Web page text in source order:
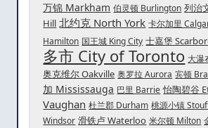
万锦 Markham 伯灵顿 Burlington 列治
Hill 北约克 North York 卡尔加里
Hamilton 国王城 King City 士嘉堡
多市 City of Toronto 大瀑
奥克维尔 Oakville 奥罗拉 Aurora 宾顿
加 Mississauga 巴里 Barrie 怡陶碧谷
Vaughan 杜兰郡 Durham 桃源小镇
Windsor 滑铁卢 Waterloo 米尔顿 Milton